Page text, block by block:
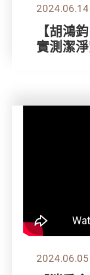
2024.06.14
【胡鴻
實測潔淨
2024.06.05